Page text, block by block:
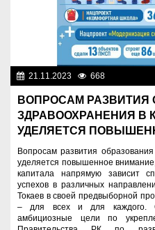
21.11.2023 668
ВОПРОСАМ РАЗВИТИЯ
ЗДРАВООХРАНЕНИЯ В
УДЕЛЯЕТСЯ
Вопросам развития
уделяется повышенное внимание,
капитала напрямую зависит
успехов в различных
Токаев в своей предвыборной
– для всех и для каждого.
амбициозные цели по